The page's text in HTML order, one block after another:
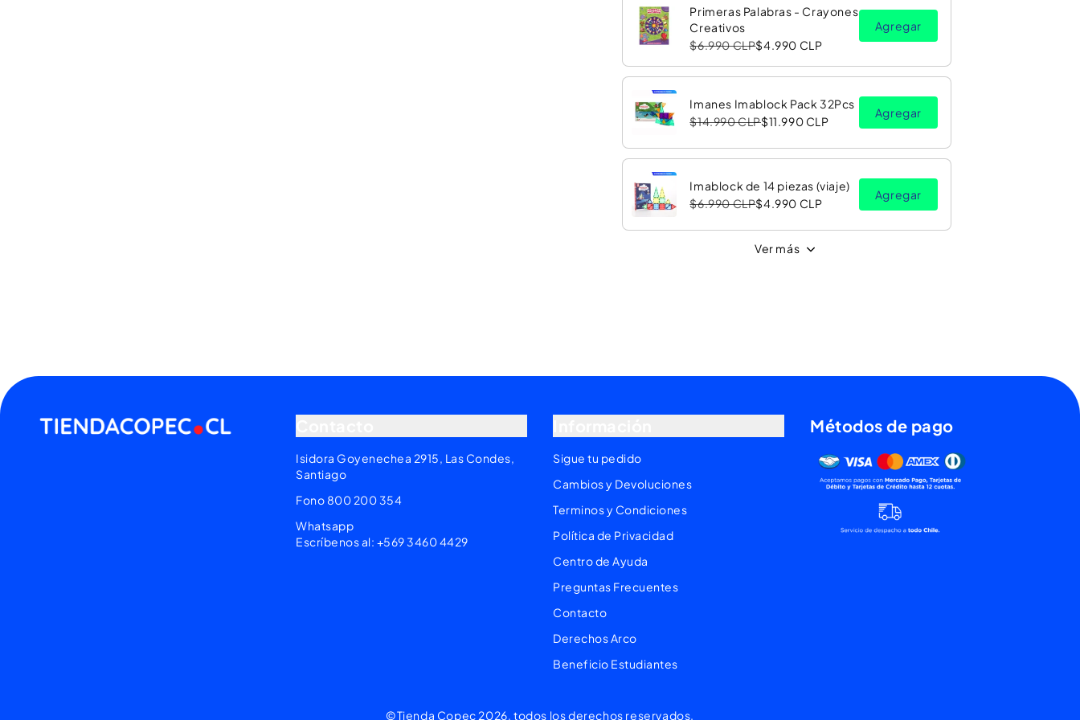
Primeras Palabras - Crayones
Creativos
$6.990 CLP$4.990 CLP
Agregar
Imanes Imablock Pack 32Pcs
$14.990 CLP$11.990 CLP
Agregar
Imablock de 14 piezas (viaje)
$6.990 CLP$4.990 CLP
Agregar
Ver más
Isidora Goyenechea 2915, Las Condes,
Santiago
Fono 800 200 354
Whatsapp
Escríbenos al: +569 3460 4429
Sigue tu pedido
Cambios y Devoluciones
Terminos y Condiciones
Política de Privacidad
Centro de Ayuda
Preguntas Frecuentes
Contacto
Derechos Arco
Beneficio Estudiantes
Métodos de pago
©Tienda Copec 2026, todos los derechos reservados.